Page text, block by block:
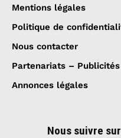
Mentions légales
Politique de
Nous contacter
Partenariats – Publicités
Annonces légales
Nous suivre